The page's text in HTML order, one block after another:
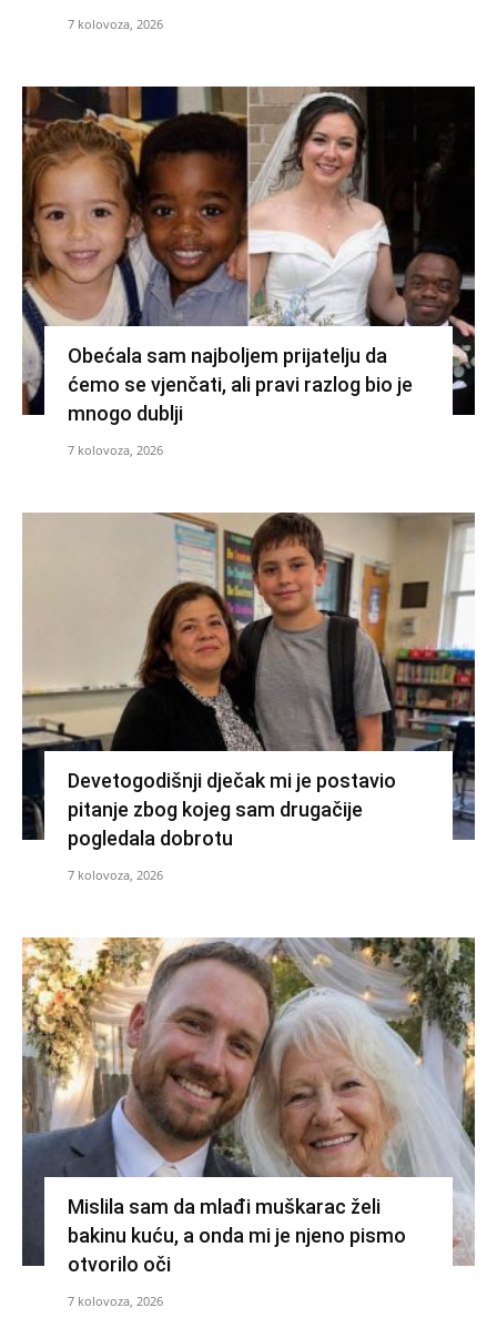
7 kolovoza, 2026
Obećala sam najboljem prijatelju da
ćemo se vjenčati, ali pravi razlog bio je
mnogo dublji
7 kolovoza, 2026
Devetogodišnji dječak mi je postavio
pitanje zbog kojeg sam drugačije
pogledala dobrotu
7 kolovoza, 2026
Mislila sam da mlađi muškarac želi
bakinu kuću, a onda mi je njeno pismo
otvorilo oči
7 kolovoza, 2026